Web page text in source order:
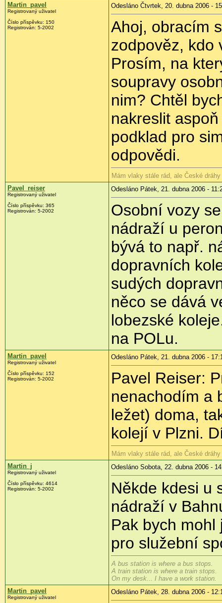
Martin_pavel
Registrovaný uživatel
Číslo příspěvku: 150
Registrován: 5-2002
Odesláno Čtvrtek, 20. dubna 2006 -
Ahoj, obracím
zodpověz, kdo
Prosím, na
soupravy
nim? Chtěl
nakreslit
podklad pro
odpovědi.
Mám vlaky stále rád, ale České
Pavel_reiser
Registrovaný uživatel
Číslo příspěvku: 365
Registrován: 5-2002
Odesláno Pátek, 21. dubna 2006 -
Osobní vozy
nádraží u
bývá to např.
dopravních
sudých
něco se dává
lobezské
na POLu.
Martin_pavel
Registrovaný uživatel
Číslo příspěvku: 152
Registrován: 5-2002
Odesláno Pátek, 21. dubna 2006 -
Pavel Reiser:
nenachodím a
ležet) doma,
kolejí v Plzni.
Mám vlaky stále rád, ale České
Martin_j
Registrovaný uživatel
Číslo příspěvku: 4614
Registrován: 5-2002
Odesláno Sobota, 22. dubna 2006 -
Někde kdesi u
nádraží v
Pak bych
pro služební
A bus station is where a bus stops.
A train station is where a train stops.
On my desk... I have a work station.
Martin_pavel
Registrovaný uživatel
Odesláno Pátek, 28. dubna 2006 -